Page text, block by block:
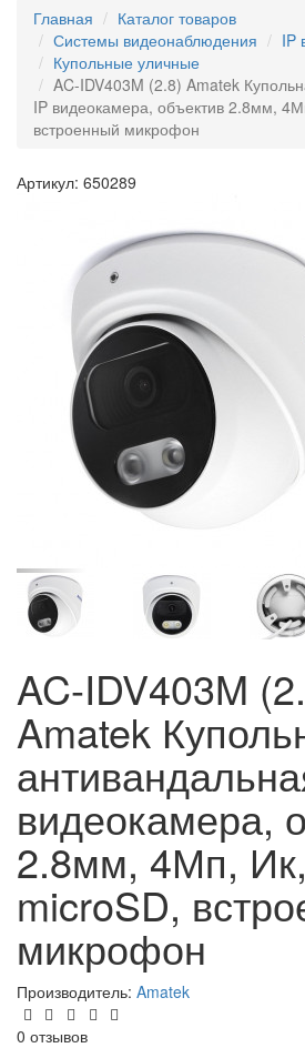
Главная
Каталог товаров
Системы видеонаблюдения
IP
Купольные уличные
AC-IDV403M (2.8) Amatek
IP видеокамера, объектив 2.8мм,
встроенный микрофон
Артикул: 650289
AC-IDV403M
Amatek
видеокамера,
2.8мм, 4Мп,
microSD,
микрофон
Производитель: Amatek
0 отзывов